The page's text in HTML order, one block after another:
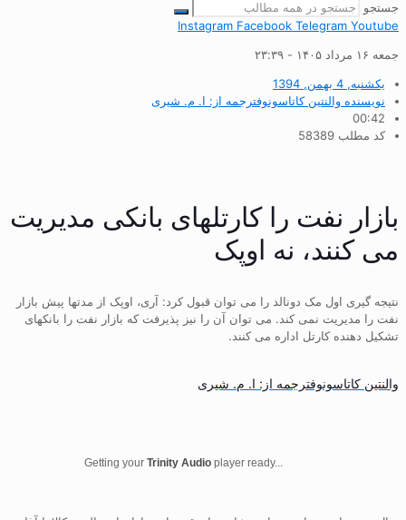
جستجو
Instagram Facebook Telegram Youtube
جمعه ۱۶ مرداد ۱۴۰۵ - ۲۳:۳۹
یکشنبه, 4 بهمن, 1394
نویسنده والنتین کاتاسونوفترجمه از: ا. م. شیری
00:42
کد مطلب 58389
بازار نفت را کارتلهای بانکی مدیریت
می کنند، نه اوپک
نتیجه گیری اول مک دونالد را می توان قبول کرد: آری، اوپک از مدتها پیش بازار
نفت را مدیریت نمی کند. می توان آن را نیز پذیرفت که بازار نفت را بانکهای
تشکیل دهنده کارتل اداره می کنند.
والنتین کاتاسونوفترجمه از: ا. م. شیری
Getting your Trinity Audio player ready...